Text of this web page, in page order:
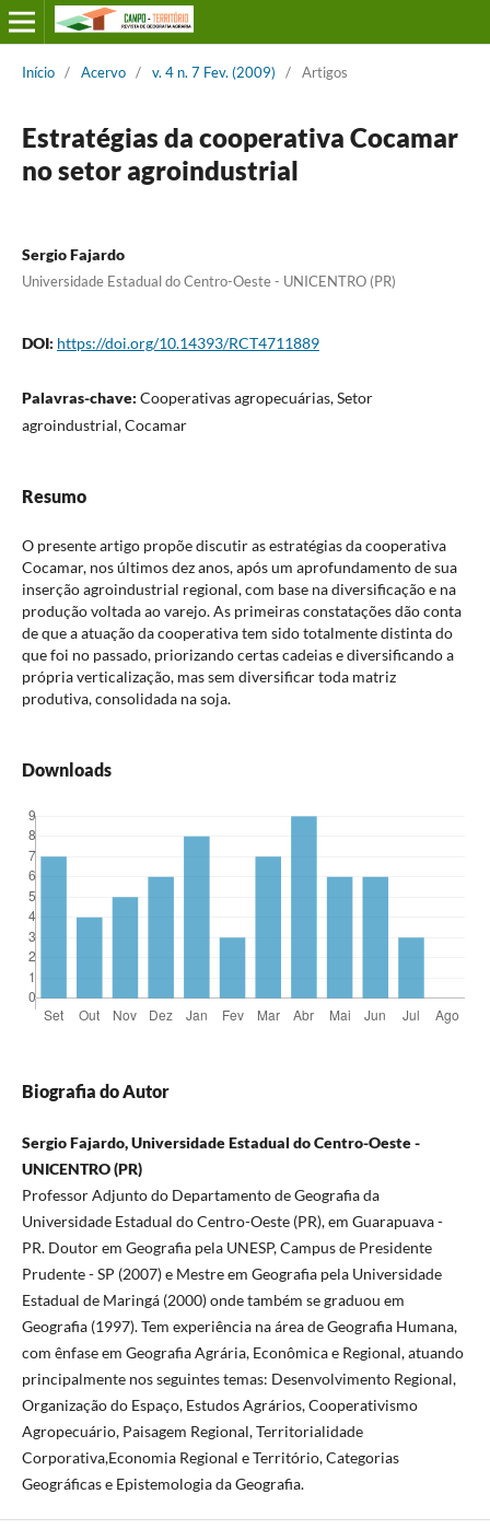
Início / Acervo / v. 4 n. 7 Fev. (2009) / Artigos
Estratégias da cooperativa Cocamar
no setor agroindustrial
Sergio Fajardo
Universidade Estadual do Centro-Oeste - UNICENTRO (PR)
DOI: https://doi.org/10.14393/RCT4711889
Palavras-chave: Cooperativas agropecuárias, Setor
agroindustrial, Cocamar
Resumo
O presente artigo propõe discutir as estratégias da cooperativa
Cocamar, nos últimos dez anos, após um aprofundamento de sua
inserção agroindustrial regional, com base na diversificação e na
produção voltada ao varejo. As primeiras constatações dão conta
de que a atuação da cooperativa tem sido totalmente distinta do
que foi no passado, priorizando certas cadeias e diversificando a
própria verticalização, mas sem diversificar toda matriz
produtiva, consolidada na soja.
Downloads
Biografia do Autor
Sergio Fajardo, Universidade Estadual do Centro-Oeste -
UNICENTRO (PR)
Professor Adjunto do Departamento de Geografia da
Universidade Estadual do Centro-Oeste (PR), em Guarapuava -
PR. Doutor em Geografia pela UNESP, Campus de Presidente
Prudente - SP (2007) e Mestre em Geografia pela Universidade
Estadual de Maringá (2000) onde também se graduou em
Geografia (1997). Tem experiência na área de Geografia Humana,
com ênfase em Geografia Agrária, Econômica e Regional, atuando
principalmente nos seguintes temas: Desenvolvimento Regional,
Organização do Espaço, Estudos Agrários, Cooperativismo
Agropecuário, Paisagem Regional, Territorialidade
Corporativa,Economia Regional e Território, Categorias
Geográficas e Epistemologia da Geografia.